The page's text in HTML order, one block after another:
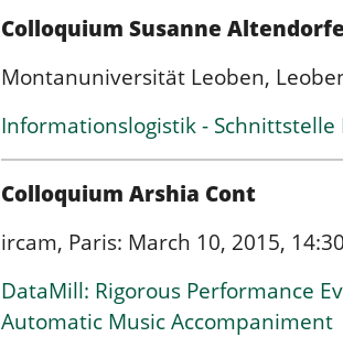
Colloquium Susanne
Montanuniversität Leoben,
Informationslogistik - Schnittstelle
Colloquium Arshia Cont
ircam, Paris: March 10, 2015,
DataMill: Rigorous Performance
Automatic Music Accompaniment